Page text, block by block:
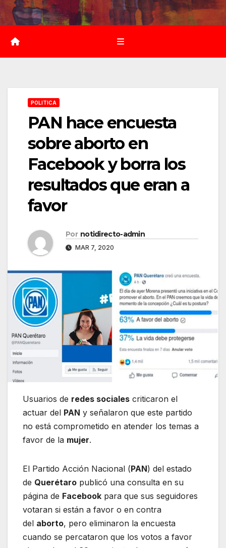
Saltar
al
contenido
POLITICA
PAN hace encuesta
sobre aborto en
Facebook y borra los
resultados que eran a
favor
Por notidirecto-admin
MAR 7, 2020
Usuarios de redes sociales criticaron el
actuar del PAN y señalaron que este partido
no está comprometido en atender los temas a
favor de la mujer.
El Partido Acción Nacional (PAN) del estado
de Querétaro publicó una consulta en su
página de Facebook para que sus seguidores
votaran si están a favor o en contra
del aborto, pero eliminaron la encuesta
cuando se percataron que los votos a favor